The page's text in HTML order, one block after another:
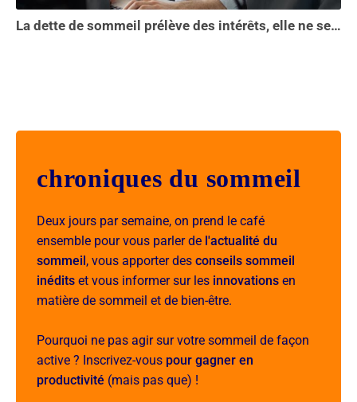
La dette de sommeil prélève des intérêts, elle ne se solde pas en une seule nuit...
chroniques du sommeil
Deux jours par semaine, on prend le café
ensemble pour vous parler de l'actualité du
sommeil, vous apporter des conseils sommeil
inédits et vous informer sur les innovations en
matière de sommeil et de bien-être.
Pourquoi ne pas agir sur votre sommeil de façon
active ? Inscrivez-vous pour gagner en
productivité (mais pas que) !